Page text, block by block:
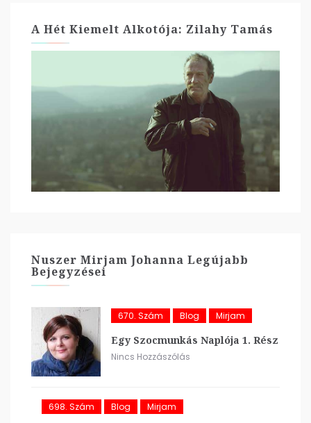
A Hét Kiemelt Alkotója: Zilahy Tamás
Nuszer Mirjam Johanna Legújabb
Bejegyzései
670. Szám Blog Mirjam
Egy Szocmunkás Naplója 1. Rész
Nincs Hozzászólás
698. Szám Blog Mirjam